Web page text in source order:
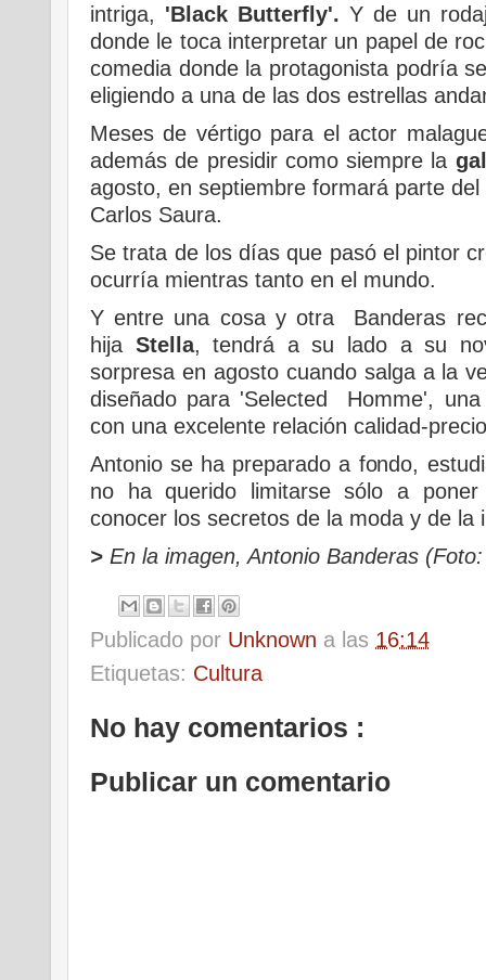
intriga, 'Black Butterfly'. Y de un
donde le toca interpretar un papel de
comedia donde la protagonista podría
eligiendo a una de las dos estrellas
Meses de vértigo para el actor
además de presidir como siempre la
agosto, en septiembre formará parte
Carlos Saura.
Se trata de los días que pasó el pintor
ocurría mientras tanto en el mundo.
Y entre una cosa y otra Banderas
hija Stella, tendrá a su lado a su
sorpresa en agosto cuando salga a la
diseñado para 'Selected Homme',
con una excelente relación calidad-
Antonio se ha preparado a fondo,
no ha querido limitarse sólo a
conocer los secretos de la moda y de la
> En la imagen, Antonio Banderas
Publicado por Unknown a las 16:14
Etiquetas: Cultura
No hay comentarios :
Publicar un comentario